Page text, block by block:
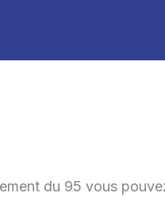
du 95 vous